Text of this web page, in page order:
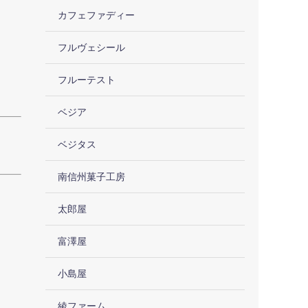
カフェファディー
フルヴェシール
フルーテスト
ベジア
ベジタス
南信州菓子工房
太郎屋
富澤屋
小島屋
綾ファーム